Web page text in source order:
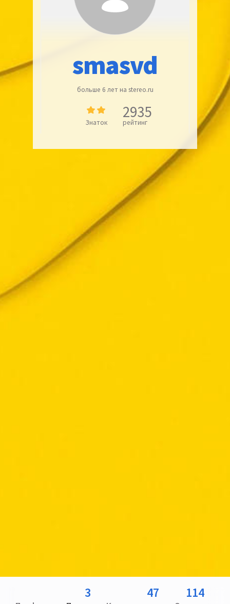
smasvd
больше 6 лет на stereo.ru
Знаток
2935
рейтинг
3 47 114